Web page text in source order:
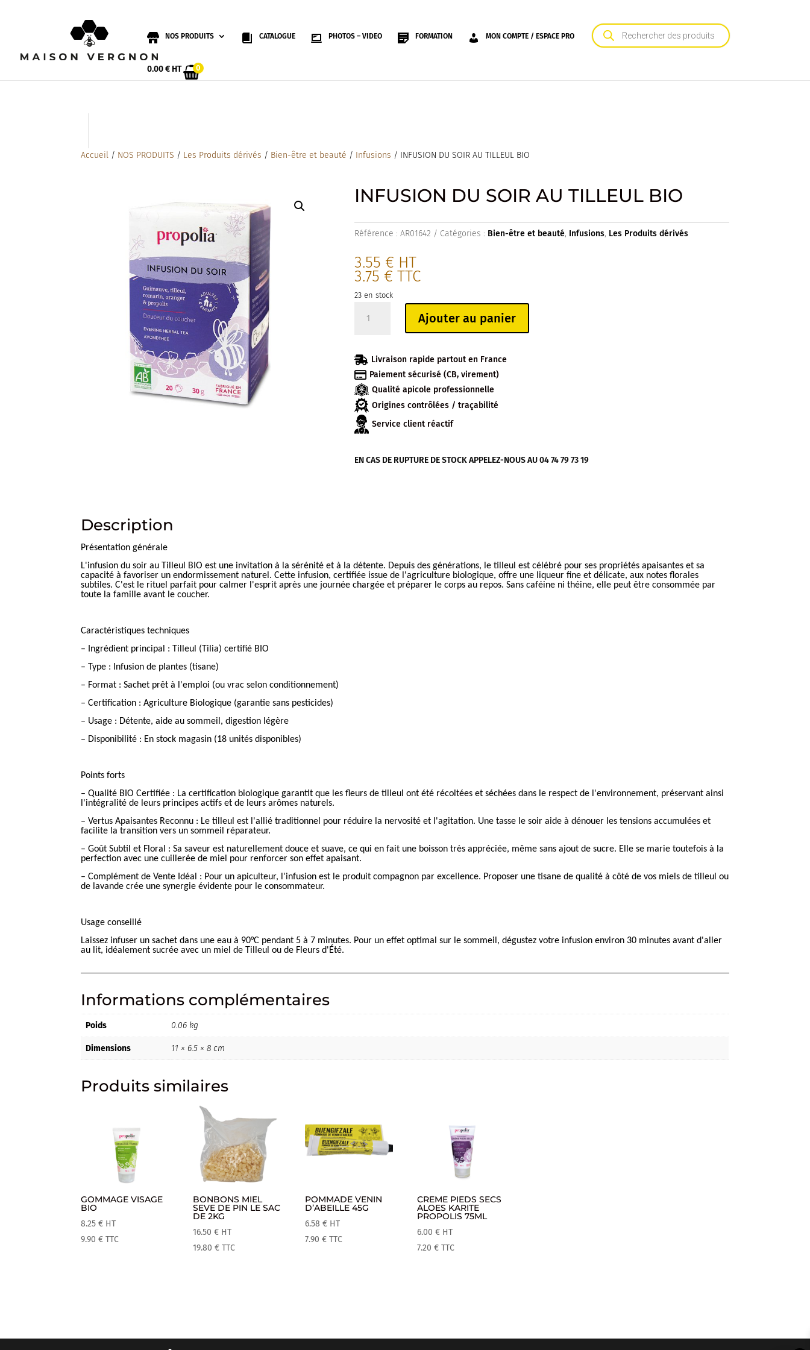
NOS PRODUITS CATALOGUE PHOTOS – VIDEO FORMATION MON COMPTE / ESPACE PRO
Recherche
de
produits
0.00€ HT 0
Accueil / NOS PRODUITS / Les Produits dérivés / Bien-être et beauté / Infusions / INFUSION DU SOIR AU TILLEUL BIO
INFUSION DU SOIR AU TILLEUL BIO
Référence :AR01642 Catégories : Bien-être et beauté, Infusions, Les Produits dérivés
3.55 € HT
3.75 € TTC
23 en stock
SOIR
AU
TILLEUL
BIO
Ajouter au panier
 Livraison rapide partout en France
 Paiement sécurisé (CB, virement)
Qualité apicole professionnelle
Origines contrôlées / traçabilité
Service client réactif
EN CAS DE RUPTURE DE STOCK APPELEZ-NOUS AU 04 74 79 73 19
Description
Présentation générale
L'infusion du soir au Tilleul BIO est une invitation à la sérénité et à la détente. Depuis des générations, le tilleul est célébré pour ses propriétés apaisantes et sa
capacité à favoriser un endormissement naturel. Cette infusion, certifiée issue de l'agriculture biologique, offre une liqueur fine et délicate, aux notes florales
subtiles. C'est le rituel parfait pour calmer l'esprit après une journée chargée et préparer le corps au repos. Sans caféine ni théine, elle peut être consommée par
toute la famille avant le coucher.
Caractéristiques techniques
– Ingrédient principal : Tilleul (Tilia) certifié BIO
– Type : Infusion de plantes (tisane)
– Format : Sachet prêt à l'emploi (ou vrac selon conditionnement)
– Certification : Agriculture Biologique (garantie sans pesticides)
– Usage : Détente, aide au sommeil, digestion légère
– Disponibilité : En stock magasin (18 unités disponibles)
Points forts
– Qualité BIO Certifiée : La certification biologique garantit que les fleurs de tilleul ont été récoltées et séchées dans le respect de l'environnement, préservant ainsi
l'intégralité de leurs principes actifs et de leurs arômes naturels.
– Vertus Apaisantes Reconnu : Le tilleul est l'allié traditionnel pour réduire la nervosité et l'agitation. Une tasse le soir aide à dénouer les tensions accumulées et
facilite la transition vers un sommeil réparateur.
– Goût Subtil et Floral : Sa saveur est naturellement douce et suave, ce qui en fait une boisson très appréciée, même sans ajout de sucre. Elle se marie toutefois à la
perfection avec une cuillerée de miel pour renforcer son effet apaisant.
– Complément de Vente Idéal : Pour un apiculteur, l'infusion est le produit compagnon par excellence. Proposer une tisane de qualité à côté de vos miels de tilleul ou
de lavande crée une synergie évidente pour le consommateur.
Usage conseillé
Laissez infuser un sachet dans une eau à 90°C pendant 5 à 7 minutes. Pour un effet optimal sur le sommeil, dégustez votre infusion environ 30 minutes avant d'aller
au lit, idéalement sucrée avec un miel de Tilleul ou de Fleurs d'Été.
Informations complémentaires
Poids 0.06 kg
Dimensions 11 × 6.5 × 8 cm
Produits similaires
GOMMAGE VISAGE
BIO
8.25€ HT
9.90€ TTC
BONBONS MIEL
SEVE DE PIN LE SAC
DE 2KG
16.50€ HT
19.80€ TTC
POMMADE VENIN
D’ABEILLE 45G
6.58€ HT
7.90€ TTC
CREME PIEDS SECS
ALOES KARITE
PROPOLIS 75ML
6.00€ HT
7.20€ TTC